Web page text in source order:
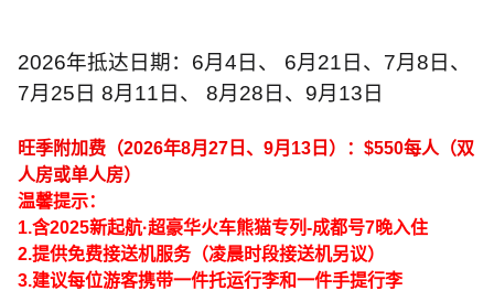
2026年抵达日期： 6月 4 日、 6月 21 日、 7月 8 日、
7月 25 日 8月 11 日、 8月 28 日、 9月 13 日
旺季附加费（2026年8月 27 日、 9月 13 日）： $550每人（双
人房或单人房）
温馨提示：
1.含2025新起航·超豪华火车熊猫专列-成都号7晚入住
2.提供免费接送机服务（凌晨时段接送机另议）
3.建议每位游客携带一件托运行李和一件手提行李